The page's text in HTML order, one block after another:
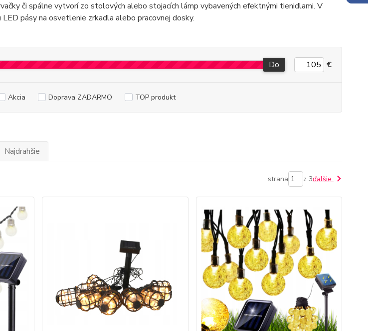
či spálne vytvorí zo stolových alebo stojacích lámp vybavených efektnými tienidlami. V
LED pásy na osvetlenie zrkadla alebo pracovnej dosky.
Do €
Akcia Doprava ZADARMO TOP produkt
Najdrahšie
strana z 3ďalšie